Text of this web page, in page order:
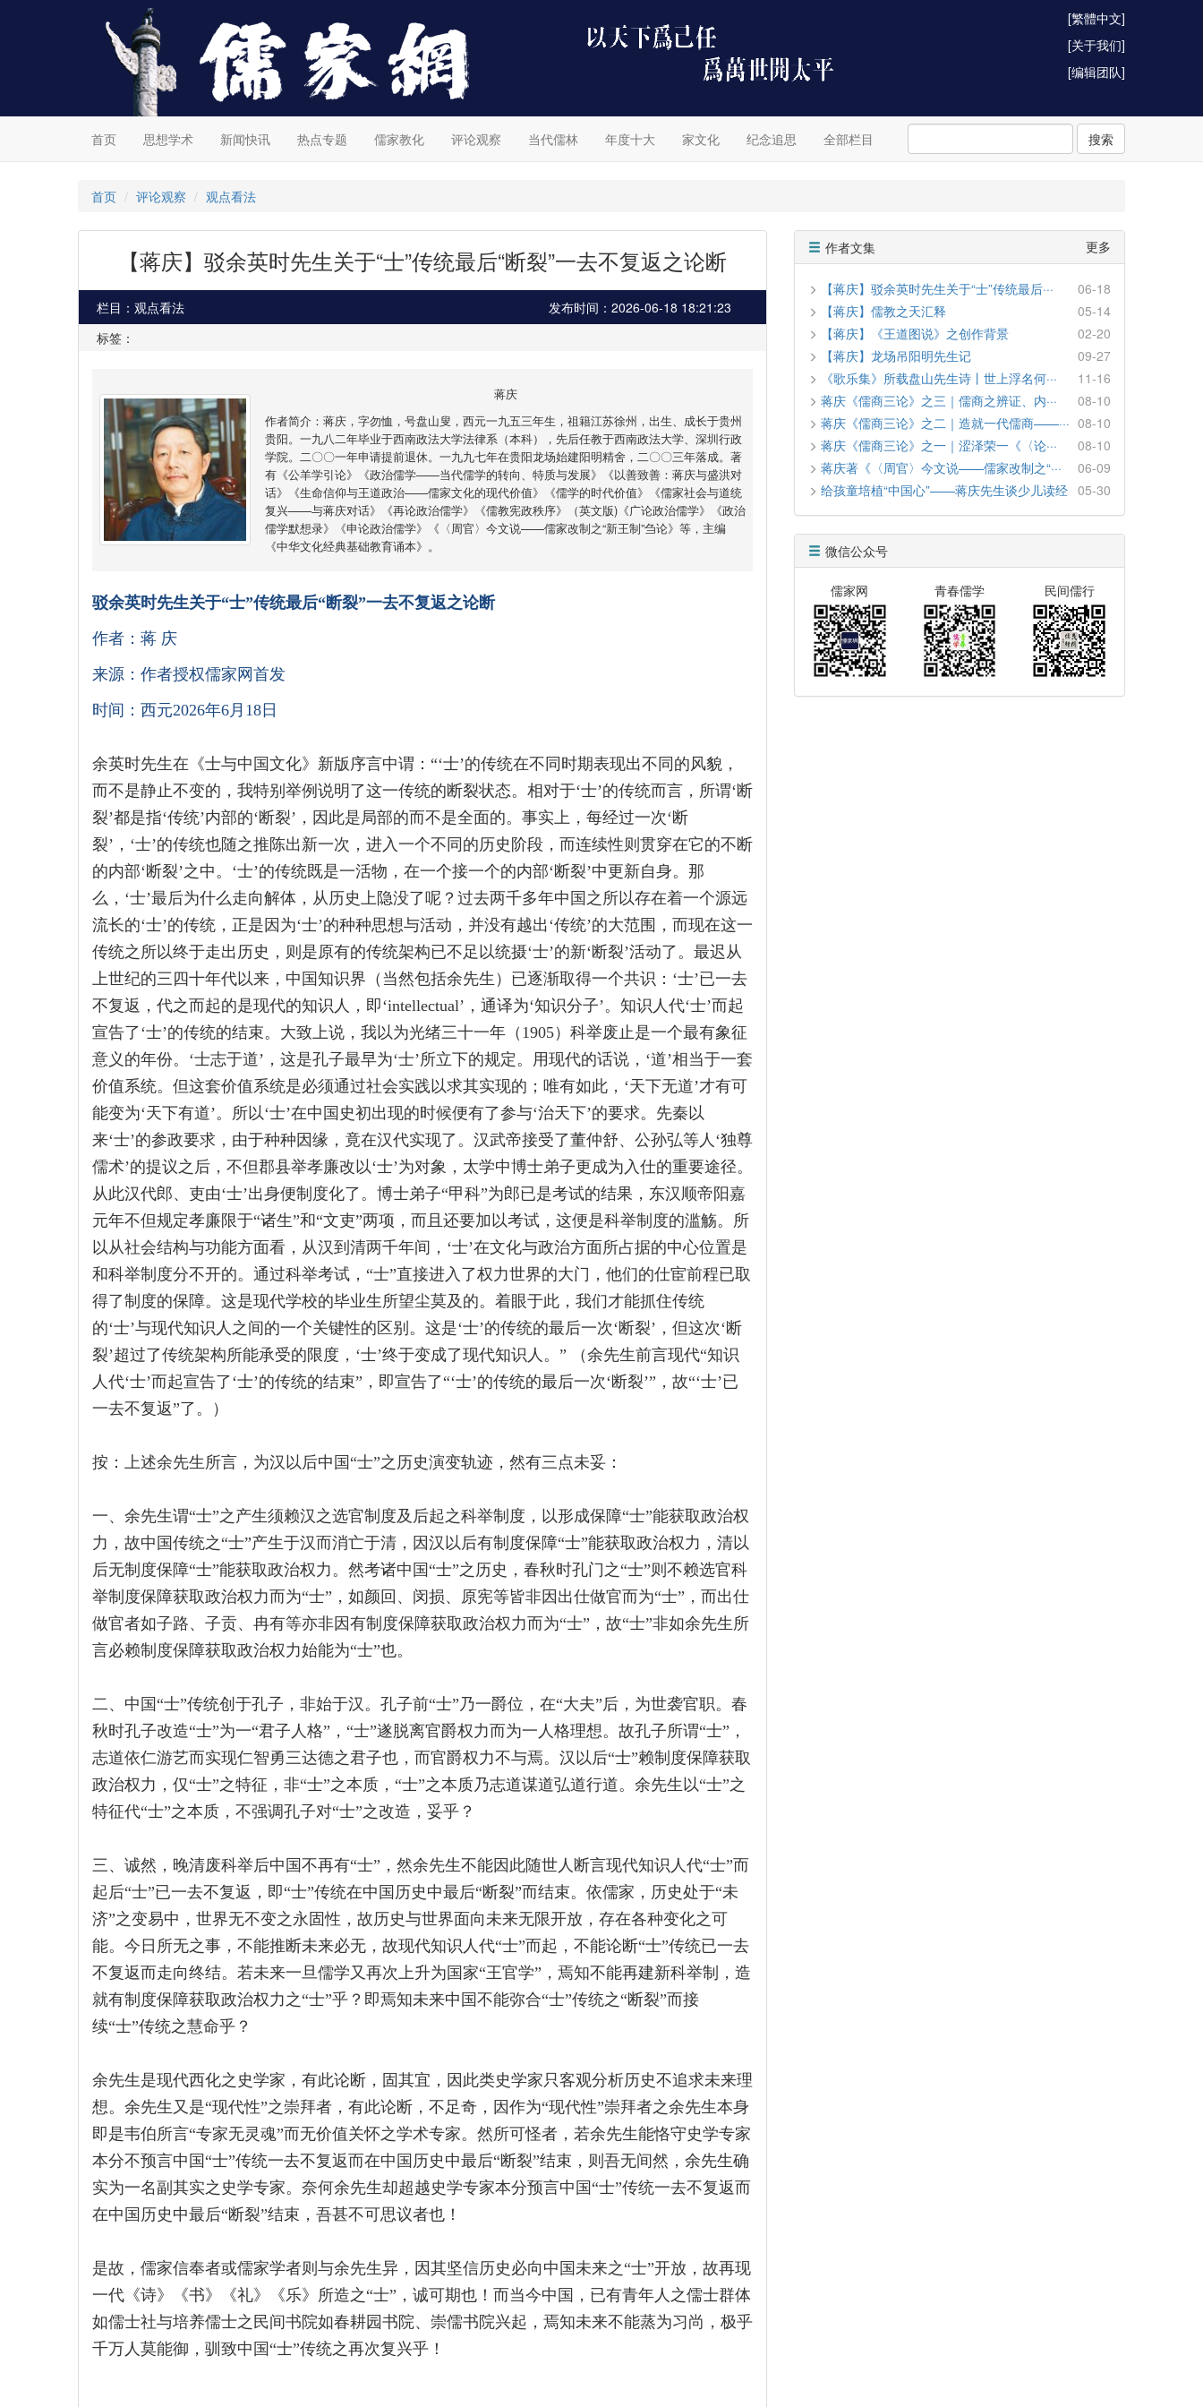
[繁體中文]
[关于我们]
[编辑团队]
首页 思想学术 新闻快讯 热点专题 儒家教化 评论观察 当代儒林 年度十大 家文化 纪念追思 全部栏目 搜索
首页 评论观察 观点看法
【蒋庆】驳余英时先生关于“士”传统最后“断裂”一去不复返之论断
栏目：观点看法
发布时间：2026-06-18 18:21:23
标签：
蒋庆
作者简介：蒋庆，字勿恤，号盘山叟，西元一九五三年生，祖籍江苏徐州，出生、成长于贵州
贵阳。一九八二年毕业于西南政法大学法律系（本科），先后任教于西南政法大学、深圳行政
学院。二〇〇一年申请提前退休。一九九七年在贵阳龙场始建阳明精舍，二〇〇三年落成。著
有《公羊学引论》《政治儒学——当代儒学的转向、特质与发展》《以善致善：蒋庆与盛洪对
话》《生命信仰与王道政治——儒家文化的现代价值》《儒学的时代价值》《儒家社会与道统
复兴——与蒋庆对话》《再论政治儒学》《儒教宪政秩序》（英文版)《广论政治儒学》《政治
儒学默想录》《申论政治儒学》《〈周官〉今文说——儒家改制之“新王制”刍论》等，主编
《中华文化经典基础教育诵本》。
驳余英时先生关于“士”传统最后“断裂”一去不复返之论断
作者：蒋 庆
来源：作者授权儒家网首发
时间：西元2026年6月18日
余英时先生在《士与中国文化》新版序言中谓：“‘士’的传统在不同时期表现出不同的风貌，
而不是静止不变的，我特别举例说明了这一传统的断裂状态。相对于‘士’的传统而言，所谓‘断
裂’都是指‘传统’内部的‘断裂’，因此是局部的而不是全面的。事实上，每经过一次‘断
裂’，‘士’的传统也随之推陈出新一次，进入一个不同的历史阶段，而连续性则贯穿在它的不断
的内部‘断裂’之中。‘士’的传统既是一活物，在一个接一个的内部‘断裂’中更新自身。那
么，‘士’最后为什么走向解体，从历史上隐没了呢？过去两千多年中国之所以存在着一个源远
流长的‘士’的传统，正是因为‘士’的种种思想与活动，并没有越出‘传统’的大范围，而现在这一
传统之所以终于走出历史，则是原有的传统架构已不足以统摄‘士’的新‘断裂’活动了。最迟从
上世纪的三四十年代以来，中国知识界（当然包括余先生）已逐渐取得一个共识：‘士’已一去
不复返，代之而起的是现代的知识人，即‘intellectual’，通译为‘知识分子’。知识人代‘士’而起
宣告了‘士’的传统的结束。大致上说，我以为光绪三十一年（1905）科举废止是一个最有象征
意义的年份。‘士志于道’，这是孔子最早为‘士’所立下的规定。用现代的话说，‘道’相当于一套
价值系统。但这套价值系统是必须通过社会实践以求其实现的；唯有如此，‘天下无道’才有可
能变为‘天下有道’。所以‘士’在中国史初出现的时候便有了参与‘治天下’的要求。先秦以
来‘士’的参政要求，由于种种因缘，竟在汉代实现了。汉武帝接受了董仲舒、公孙弘等人‘独尊
儒术’的提议之后，不但郡县举孝廉改以‘士’为对象，太学中博士弟子更成为入仕的重要途径。
从此汉代郎、吏由‘士’出身便制度化了。博士弟子“甲科”为郎已是考试的结果，东汉顺帝阳嘉
元年不但规定孝廉限于“诸生”和“文吏”两项，而且还要加以考试，这便是科举制度的滥觞。所
以从社会结构与功能方面看，从汉到清两千年间，‘士’在文化与政治方面所占据的中心位置是
和科举制度分不开的。通过科举考试，“士”直接进入了权力世界的大门，他们的仕宦前程已取
得了制度的保障。这是现代学校的毕业生所望尘莫及的。着眼于此，我们才能抓住传统
的‘士’与现代知识人之间的一个关键性的区别。这是‘士’的传统的最后一次‘断裂’，但这次‘断
裂’超过了传统架构所能承受的限度，‘士’终于变成了现代知识人。” （余先生前言现代“知识
人代‘士’而起宣告了‘士’的传统的结束”，即宣告了“‘士’的传统的最后一次‘断裂’”，故“‘士’已
一去不复返”了。）
按：上述余先生所言，为汉以后中国“士”之历史演变轨迹，然有三点未妥：
一、余先生谓“士”之产生须赖汉之选官制度及后起之科举制度，以形成保障“士”能获取政治权
力，故中国传统之“士”产生于汉而消亡于清，因汉以后有制度保障“士”能获取政治权力，清以
后无制度保障“士”能获取政治权力。然考诸中国“士”之历史，春秋时孔门之“士”则不赖选官科
举制度保障获取政治权力而为“士”，如颜回、闵损、原宪等皆非因出仕做官而为“士”，而出仕
做官者如子路、子贡、冉有等亦非因有制度保障获取政治权力而为“士”，故“士”非如余先生所
言必赖制度保障获取政治权力始能为“士”也。
二、中国“士”传统创于孔子，非始于汉。孔子前“士”乃一爵位，在“大夫”后，为世袭官职。春
秋时孔子改造“士”为一“君子人格”，“士”遂脱离官爵权力而为一人格理想。故孔子所谓“士”，
志道依仁游艺而实现仁智勇三达德之君子也，而官爵权力不与焉。汉以后“士”赖制度保障获取
政治权力，仅“士”之特征，非“士”之本质，“士”之本质乃志道谋道弘道行道。余先生以“士”之
特征代“士”之本质，不强调孔子对“士”之改造，妥乎？
三、诚然，晚清废科举后中国不再有“士”，然余先生不能因此随世人断言现代知识人代“士”而
起后“士”已一去不复返，即“士”传统在中国历史中最后“断裂”而结束。依儒家，历史处于“未
济”之变易中，世界无不变之永固性，故历史与世界面向未来无限开放，存在各种变化之可
能。今日所无之事，不能推断未来必无，故现代知识人代“士”而起，不能论断“士”传统已一去
不复返而走向终结。若未来一旦儒学又再次上升为国家“王官学”，焉知不能再建新科举制，造
就有制度保障获取政治权力之“士”乎？即焉知未来中国不能弥合“士”传统之“断裂”而接
续“士”传统之慧命乎？
余先生是现代西化之史学家，有此论断，固其宜，因此类史学家只客观分析历史不追求未来理
想。余先生又是“现代性”之崇拜者，有此论断，不足奇，因作为“现代性”崇拜者之余先生本身
即是韦伯所言“专家无灵魂”而无价值关怀之学术专家。然所可怪者，若余先生能恪守史学专家
本分不预言中国“士”传统一去不复返而在中国历史中最后“断裂”结束，则吾无间然，余先生确
实为一名副其实之史学专家。奈何余先生却超越史学专家本分预言中国“士”传统一去不复返而
在中国历史中最后“断裂”结束，吾甚不可思议者也！
是故，儒家信奉者或儒家学者则与余先生异，因其坚信历史必向中国未来之“士”开放，故再现
一代《诗》《书》《礼》《乐》所造之“士”，诚可期也！而当今中国，已有青年人之儒士群体
如儒士社与培养儒士之民间书院如春耕园书院、崇儒书院兴起，焉知未来不能蒸为习尚，极乎
千万人莫能御，驯致中国“士”传统之再次复兴乎！
作者文集 更多
【蒋庆】驳余英时先生关于“士”传统最后···
06-18
【蒋庆】儒教之天汇释
05-14
【蒋庆】《王道图说》之创作背景
02-20
【蒋庆】龙场吊阳明先生记
09-27
《歌乐集》所载盘山先生诗丨世上浮名何···
11-16
蒋庆《儒商三论》之三｜儒商之辨证、内···
08-10
蒋庆《儒商三论》之二｜造就一代儒商——··· 08-10
蒋庆《儒商三论》之一｜涩泽荣一《〈论···
08-10
蒋庆著《〈周官〉今文说——儒家改制之“···
06-09
给孩童培植“中国心”——蒋庆先生谈少儿读经 05-30
微信公众号
儒家网 青春儒学 民间儒行